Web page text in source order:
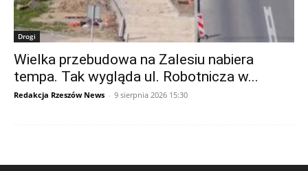
Drogi
Wielka przebudowa na Zalesiu nabiera
tempa. Tak wygląda ul. Robotnicza w...
Redakcja Rzeszów News - 9 sierpnia 2026 15:30